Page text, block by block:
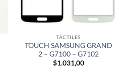
TÁCTILES
TOUCH SAMSUNG GRAND
2 – G7100 – G7102
$1.031,00